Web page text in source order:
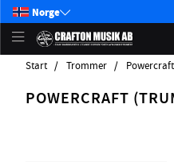
Norge
Start Trommer
POWERCRAFT